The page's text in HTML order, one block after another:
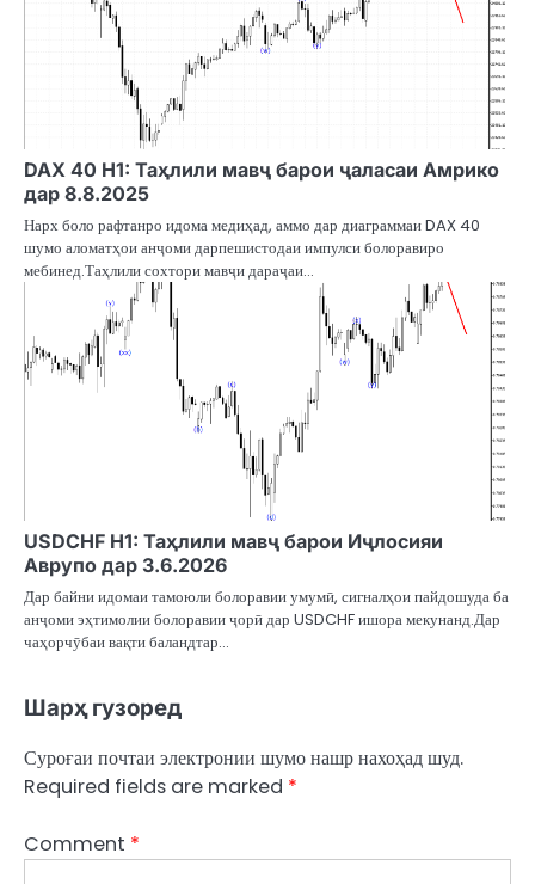
DAX 40 H1: Таҳлили мавҷ барои ҷаласаи Амрико
дар 8.8.2025
Нарх боло рафтанро идома медиҳад, аммо дар диаграммаи DAX 40
шумо аломатҳои анҷоми дарпешистодаи импулси болоравиро
мебинед.Таҳлили сохтори мавҷи дараҷаи…
USDCHF H1: Таҳлили мавҷ барои Иҷлосияи
Аврупо дар 3.6.2026
Дар байни идомаи тамоюли болоравии умумӣ, сигналҳои пайдошуда ба
анҷоми эҳтимолии болоравии ҷорӣ дар USDCHF ишора мекунанд.Дар
чаҳорчӯбаи вақти баландтар…
Шарҳ гузоред
Суроғаи почтаи электронии шумо нашр нахоҳад шуд.
Required fields are marked *
Comment *